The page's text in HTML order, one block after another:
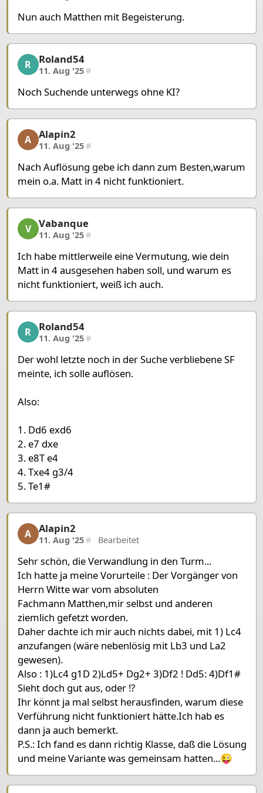
Nun auch Matthen mit Begeisterung.
Roland54, 14/23, 11. Aug '25
R Roland54
11. Aug '25#
Noch Suchende unterwegs ohne KI?
Alapin2, 15/23, 11. Aug '25
A Alapin2
11. Aug '25#
Nach Auflösung gebe ich dann zum Besten,warum
mein o.a. Matt in 4 nicht funktioniert.
Vabanque, 16/23, 11. Aug '25
V Vabanque
11. Aug '25#
Ich habe mittlerweile eine Vermutung, wie dein
Matt in 4 ausgesehen haben soll, und warum es
nicht funktioniert, weiß ich auch.
Roland54, 17/23, 11. Aug '25
R Roland54
11. Aug '25#
Der wohl letzte noch in der Suche verbliebene SF
meinte, ich solle auflösen.
Also:
1. Dd6 exd6
2. e7 dxe
3. e8T e4
4. Txe4 g3/4
5. Te1#
Alapin2, 18/23, 11. Aug '25
A Alapin2
11. Aug '25# Bearbeitet
Sehr schön, die Verwandlung in den Turm...
Ich hatte ja meine Vorurteile : Der Vorgänger von
Herrn Witte war vom absoluten
Fachmann Matthen,mir selbst und anderen
ziemlich gefetzt worden.
Daher dachte ich mir auch nichts dabei, mit 1) Lc4
anzufangen (wäre nebenlösig mit Lb3 und La2
gewesen).
Also : 1)Lc4 g1D 2)Ld5+ Dg2+ 3)Df2 ! Dd5: 4)Df1#
Sieht doch gut aus, oder !?
Ihr könnt ja mal selbst herausfinden, warum diese
Verführung nicht funktioniert hätte.Ich hab es
dann ja auch bemerkt.
P.S.: Ich fand es dann richtig Klasse, daß die Lösung
und meine Variante was gemeinsam hatten...😜